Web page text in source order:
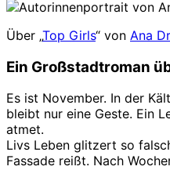
Über „Top Girls“ von Ana
Ein Großstadtroman
Es ist November. In der
bleibt nur eine Geste. Ein
atmet.
Livs Leben glitzert so
Fassade reißt. Nach